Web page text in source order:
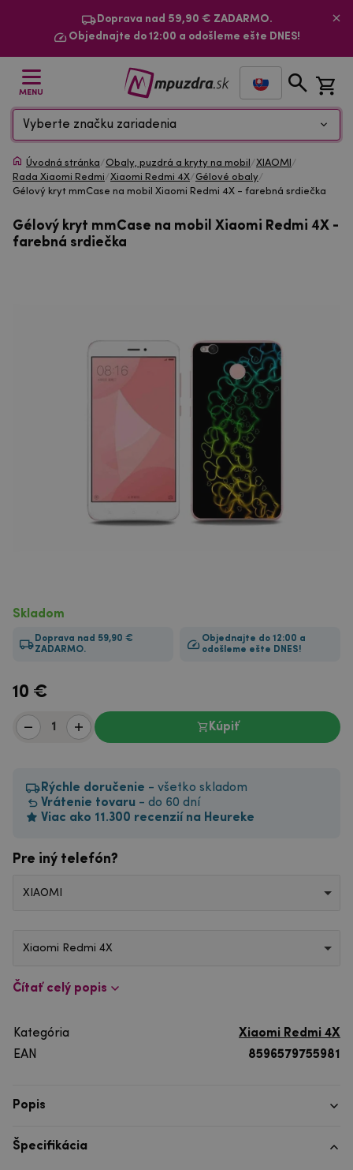
Doprava nad 59,90 € ZADARMO.
Objednajte do 12:00 a odošleme ešte DNES!
MENU
Vyberte značku zariadenia
Úvodná stránka/Obaly, puzdrá a kryty na mobil /XIAOMI /
Rada Xiaomi Redmi/Xiaomi Redmi 4X/Gélové obaly/
Gélový kryt mmCase na mobil Xiaomi Redmi 4X - farebná srdiečka
Gélový kryt mmCase na mobil Xiaomi Redmi 4X -
farebná srdiečka
Skladom
Doprava nad 59,90 €
ZADARMO.
Objednajte do 12:00 a
odošleme ešte DNES!
10 €
Kúpiť
Rýchle doručenie - všetko skladom
Vrátenie tovaru - do 60 dní
Viac ako 11.300 recenzií na Heureke
Pre iný telefón?
XIAOMI
Xiaomi Redmi 4X
Čítať celý popis
Kategória
Xiaomi Redmi 4X
EAN
8596579755981
Popis
Špecifikácia